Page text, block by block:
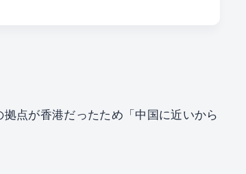
点が香港だったため「中国に近いから